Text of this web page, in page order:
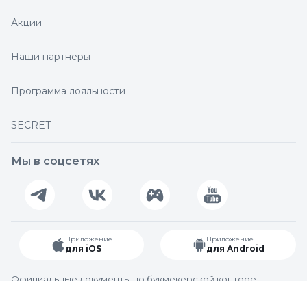
Акции
Наши партнеры
Программа лояльности
SECRET
Мы в соцсетях
Приложение
для iOS
Приложение
для Android